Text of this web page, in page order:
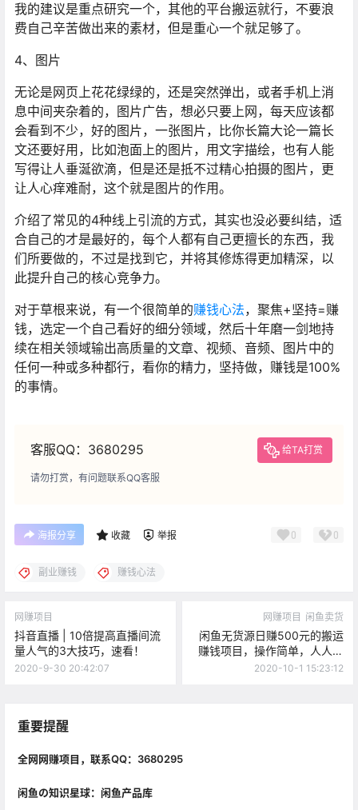
我的建议是重点研究一个，其他的平台搬运就行，不要浪
费自己辛苦做出来的素材，但是重心一个就足够了。
4、图片
无论是网页上花花绿绿的，还是突然弹出，或者手机上消
息中间夹杂着的，图片广告，想必只要上网，每天应该都
会看到不少，好的图片，一张图片，比你长篇大论一篇长
文还要好用，比如泡面上的图片，用文字描绘，也有人能
写得让人垂涎欲滴，但是还是抵不过精心拍摄的图片，更
让人心痒难耐，这个就是图片的作用。
介绍了常见的4种线上引流的方式，其实也没必要纠结，适
合自己的才是最好的，每个人都有自己更擅长的东西，我
们所要做的，不过是找到它，并将其修炼得更加精深，以
此提升自己的核心竞争力。
对于草根来说，有一个很简单的赚钱心法，聚焦+坚持=赚
钱，选定一个自己看好的细分领域，然后十年磨一剑地持
续在相关领域输出高质量的文章、视频、音频、图片中的
任何一种或多种都行，看你的精力，坚持做，赚钱是100%
的事情。
客服QQ：3680295 给TA打赏
请勿打赏，有问题联系QQ客服
海报分享 收藏 举报 0 0
副业赚钱 赚钱心法
网赚项目
抖音直播 | 10倍提高直播间流
量人气的3大技巧，速看！
2020-9-30 20:42:07
网赚项目 闲鱼卖货
闲鱼无货源日赚500元的搬运
赚钱项目，操作简单，人人都
可以操作
2020-10-1 15:23:12
重要提醒
全网网赚项目，联系QQ：3680295
闲鱼の知识星球：闲鱼产品库